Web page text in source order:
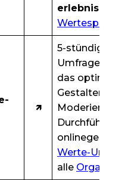
erlebnis
Wertespiel
🡽
5-stündiger
Umfrage-Kurs
das optimale
Gestalten,
Moderieren
Durchführen
Werte-
alle